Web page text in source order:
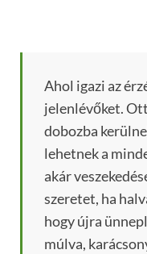
Ahol igazi az
jelenlévőket.
dobozba
lehetnek a
akár
szeretet, ha
hogy újra
múlva,